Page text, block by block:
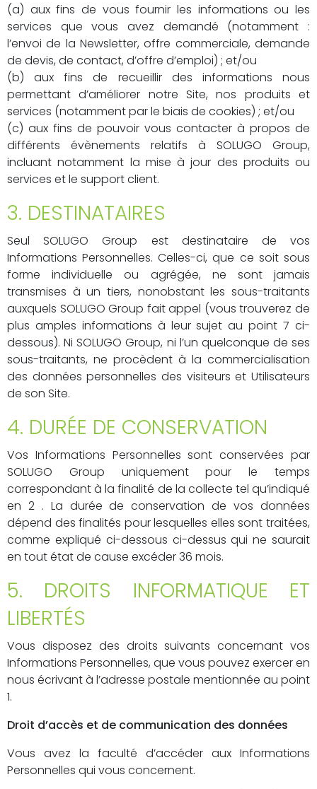
(a) aux fins de vous fournir les informations ou les
services que vous avez demandé (notamment :
l’envoi de la Newsletter, offre commerciale, demande
de devis, de contact, d’offre d’emploi) ; et/ou
(b) aux fins de recueillir des informations nous
permettant d’améliorer notre Site, nos produits et
services (notamment par le biais de cookies) ; et/ou
(c) aux fins de pouvoir vous contacter à propos de
différents évènements relatifs à SOLUGO Group,
incluant notamment la mise à jour des produits ou
services et le support client.
3. DESTINATAIRES
Seul SOLUGO Group est destinataire de vos
Informations Personnelles. Celles-ci, que ce soit sous
forme individuelle ou agrégée, ne sont jamais
transmises à un tiers, nonobstant les sous-traitants
auxquels SOLUGO Group fait appel (vous trouverez de
plus amples informations à leur sujet au point 7 ci-
dessous). Ni SOLUGO Group, ni l’un quelconque de ses
sous-traitants, ne procèdent à la commercialisation
des données personnelles des visiteurs et Utilisateurs
de son Site.
4. DURÉE DE CONSERVATION
Vos Informations Personnelles sont conservées par
SOLUGO Group uniquement pour le temps
correspondant à la finalité de la collecte tel qu’indiqué
en 2 . La durée de conservation de vos données
dépend des finalités pour lesquelles elles sont traitées,
comme expliqué ci-dessous ci-dessus qui ne saurait
en tout état de cause excéder 36 mois.
5. DROITS INFORMATIQUE ET
LIBERTÉS
Vous disposez des droits suivants concernant vos
Informations Personnelles, que vous pouvez exercer en
nous écrivant à l’adresse postale mentionnée au point
1.
Droit d’accès et de communication des données
Vous avez la faculté d’accéder aux Informations
Personnelles qui vous concernent.